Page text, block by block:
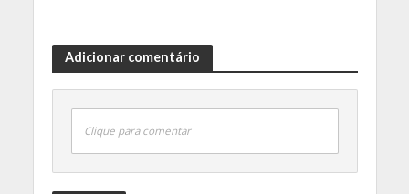
Adicionar comentário
Clique para comentar